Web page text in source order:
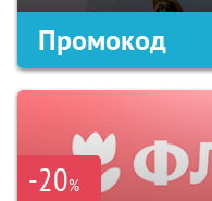
Промокод
-20%